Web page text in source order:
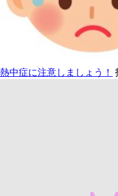
熱中症に注意しましょう！